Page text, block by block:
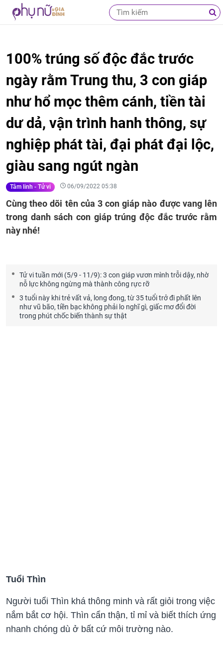
100% trúng số độc đắc trước
ngày rằm Trung thu, 3 con giáp
như hổ mọc thêm cánh, tiền tài
dư dả, vận trình hanh thông, sự
nghiệp phát tài, đại phát đại lộc,
giàu sang ngút ngàn
Tâm linh - Tử vi 06/09/2022 05:38
Cùng theo dõi tên của 3 con giáp nào được vang lên
trong danh sách con giáp trúng độc đắc trước rằm
này nhé!
Tử vi tuần mới (5/9 - 11/9): 3 con giáp vươn mình trỗi dậy, nhờ
nỗ lực không ngừng mà thành công rực rỡ
3 tuổi này khi trẻ vất vả, long đong, từ 35 tuổi trở đi phất lên
như vũ bão, tiền bạc không phải lo nghĩ gì, giấc mơ đổi đời
trong phút chốc biến thành sự thật
Tuổi Thìn
Người tuổi Thìn khá thông minh và rất giỏi trong việc
nắm bắt cơ hội. Thìn cẩn thận, tỉ mỉ và biết thích ứng
nhanh chóng dù ở bất cứ môi trường nào.